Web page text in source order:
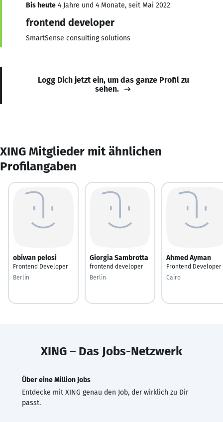
Bis heute 4 Jahre und 4 Monate, seit Mai 2022
frontend developer
SmartSense consulting solutions
Logg Dich jetzt ein, um das ganze Profil zu
sehen.
XING Mitglieder mit ähnlichen
Profilangaben
obiwan pelosi
Frontend Developer
Berlin
Giorgia Sambrotta
frontend developer
Berlin
Ahmed Ayman
Frontend Developer
Cairo
XING – Das Jobs-Netzwerk
Über eine Million Jobs
Entdecke mit XING genau den Job, der wirklich zu Dir
passt.